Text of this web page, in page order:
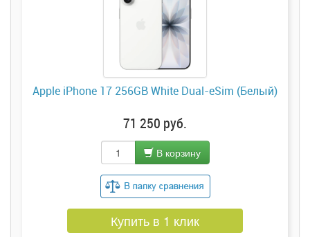
Apple iPhone 17 256GB White Dual-eSim (Белый)
71 250 руб.
В корзину
Купить в 1 клик